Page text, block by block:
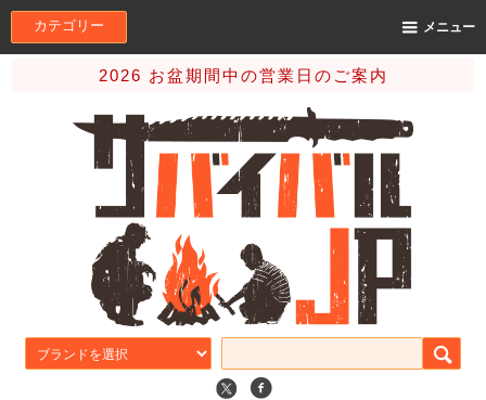
カテゴリー メニュー
2026 お盆期間中の営業日のご案内